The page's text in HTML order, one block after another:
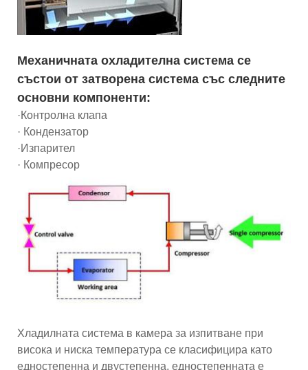
Механичната охладителна система се
състои от затворена система със следните
основни компоненти:
·Контролна клапа
· Кондензатор
·Изпарител
· Компресор
Хладилната система в камера за изпитване при
висока и ниска температура се класифицира като
едностепенна и двустепенна, едностепенната е